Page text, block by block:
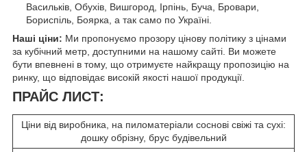
Васильків, Обухів, Вишгород, Ірпінь, Буча, Бровари,
Бориспіль, Боярка, а так само по Україні.
Наші ціни: Ми пропонуємо прозору цінову політику з цінами
за кубічний метр, доступними на нашому сайті. Ви можете
бути впевнені в тому, що отримуєте найкращу пропозицію на
ринку, що відповідає високій якості нашої продукції.
ПРАЙС ЛИСТ:
Ціни від виробника, на пиломатеріали соснові свіжі та сухі:
дошку обрізну, брус будівельний